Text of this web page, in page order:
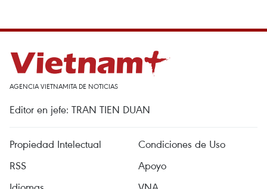
AGENCIA VIETNAMITA DE NOTICIAS
Editor en jefe: TRAN TIEN DUAN
Propiedad Intelectual
Condiciones de Uso
RSS
Apoyo